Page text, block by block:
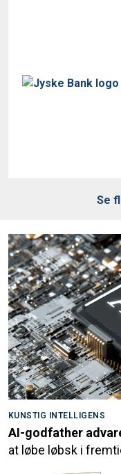
Se
KUNSTIG INTELLIGENS
AI-godfather
at løbe løbsk i